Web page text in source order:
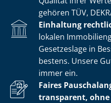
gehören TÜV,
Einhaltung
lokalen
Gesetzeslage in
bestens. Unsere
immer ein.
Faires
transparent, ohne